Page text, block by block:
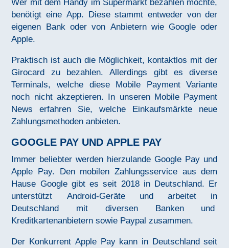
Wer mit dem Handy im Supermarkt bezahlen möchte,
benötigt eine App. Diese stammt entweder von der
eigenen Bank oder von Anbietern wie Google oder
Apple.
Praktisch ist auch die Möglichkeit, kontaktlos mit der
Girocard zu bezahlen. Allerdings gibt es diverse
Terminals, welche diese Mobile Payment Variante
noch nicht akzeptieren. In unseren Mobile Payment
News erfahren Sie, welche Einkaufsmärkte neue
Zahlungsmethoden anbieten.
GOOGLE PAY UND APPLE PAY
Immer beliebter werden hierzulande Google Pay und
Apple Pay. Den mobilen Zahlungsservice aus dem
Hause Google gibt es seit 2018 in Deutschland. Er
unterstützt Android-Geräte und arbeitet in
Deutschland mit diversen Banken und
Kreditkartenanbietern sowie Paypal zusammen.
Der Konkurrent Apple Pay kann in Deutschland seit